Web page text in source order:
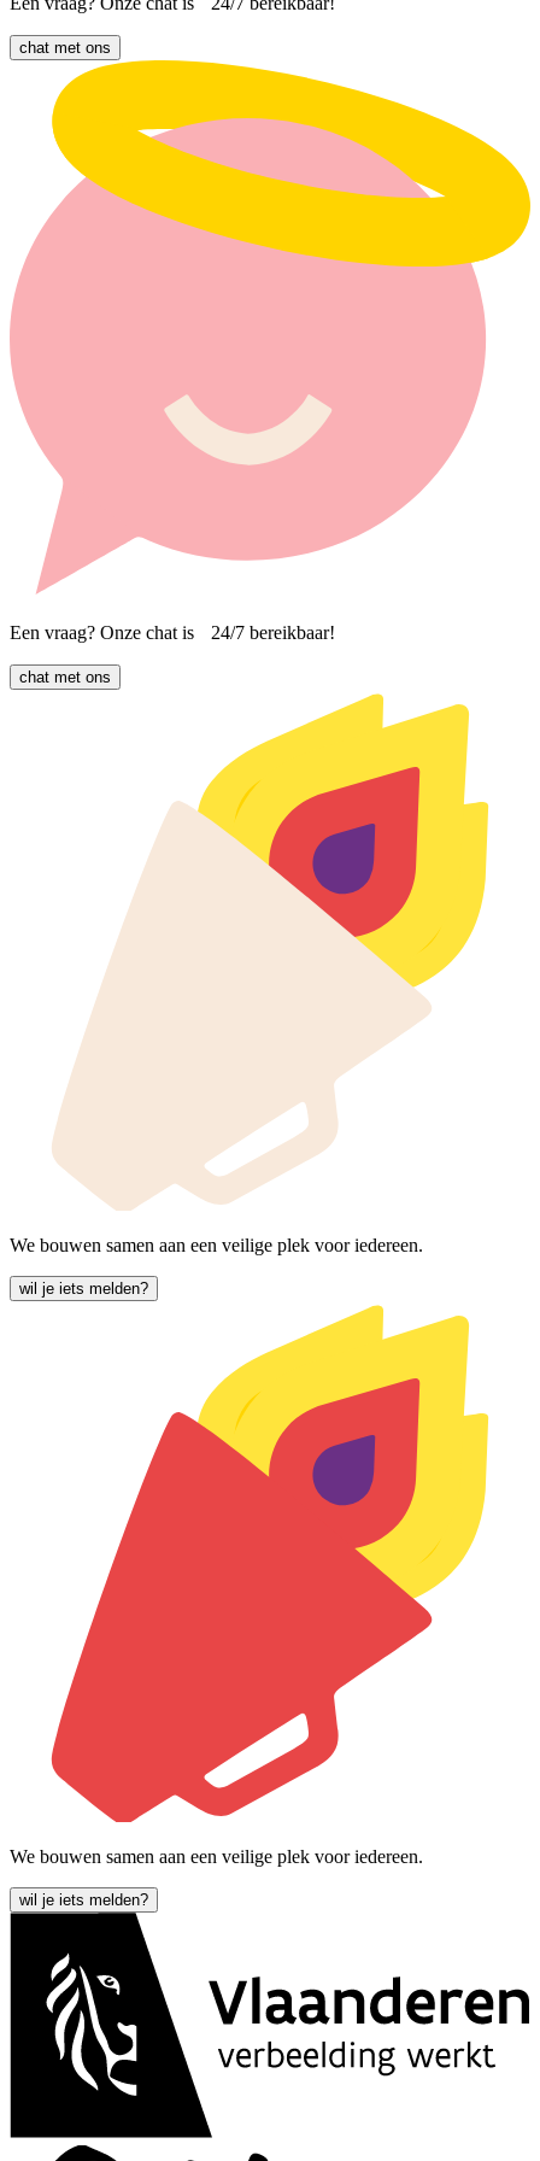
chat met ons
Een vraag? Onze chat is 24/7 bereikbaar!
chat met ons
We bouwen samen aan een veilige plek voor iedereen.
wil je iets melden?
We bouwen samen aan een veilige plek voor iedereen.
wil je iets melden?